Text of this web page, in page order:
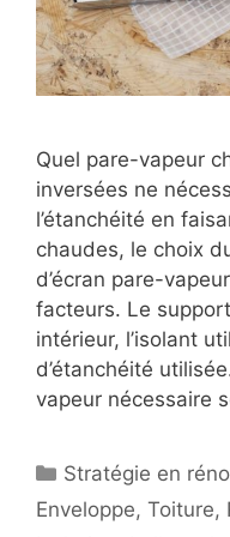
Quel pare-vapeur
inversées ne
l’étanchéité en
chaudes, le choix
d’écran pare-
facteurs. Le
intérieur, l’isolant
d’étanchéité
vapeur nécessaire
Catégories
Stratégie en
Enveloppe, Toiture,